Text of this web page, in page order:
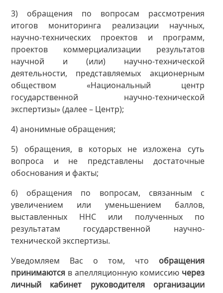
3) обращения по вопросам рассмотрения
итогов мониторинга реализации научных,
научно-технических проектов и программ,
проектов коммерциализации результатов
научной и (или) научно-технической
деятельности, представляемых акционерным
обществом «Национальный центр
государственной научно-технической
экспертизы» (далее – Центр);
4) анонимные обращения;
5) обращения, в которых не изложена суть
вопроса и не представлены достаточные
обоснования и факты;
6) обращения по вопросам, связанным с
увеличением или уменьшением баллов,
выставленных ННС или полученных по
результатам государственной научно-
технической экспертизы.
Уведомляем Вас о том, что обращения
принимаются в апелляционную комиссию через
личный кабинет руководителя организации